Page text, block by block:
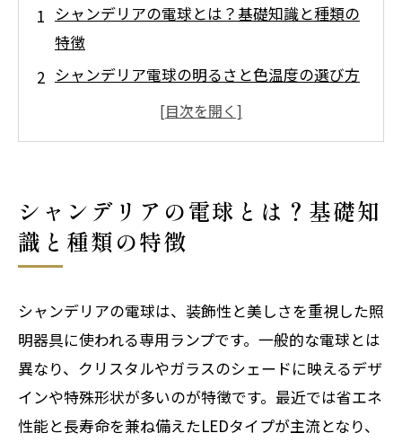
シャンデリアの電球とは？基礎知識と種類の
特徴
シャンデリア電球の明るさと色温度の選び方
シャンデリア電球交換方法と安全・互換性チ
ェック
会社概要
シャンデリアの電球とは？基礎知
識と種類の特徴
シャンデリアの電球は、装飾性と美しさを重視した照
明器具に使われる専用ランプです。一般的な電球とは
異なり、クリスタルやガラスのシェードに映えるデザ
インや特殊形状が多いのが特徴です。最近では省エネ
性能と長寿命を兼ね備えたLEDタイプが主流となり、